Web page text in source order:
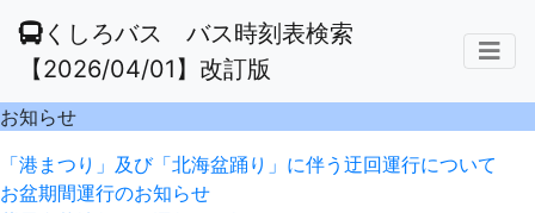
くしろバス バス時刻表検索
【2026/04/01】改訂版
お知らせ
「港まつり」及び「北海盆踊り」に伴う迂回運行について
お盆期間運行のお知らせ